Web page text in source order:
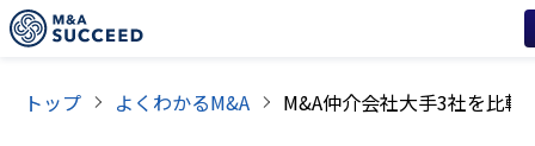
トップ よくわかるM&A